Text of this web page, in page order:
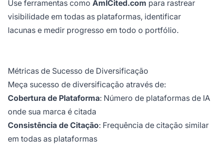
Use ferramentas como AmICited.com para rastrear
visibilidade em todas as plataformas, identificar
lacunas e medir progresso em todo o portfólio.
Métricas de Sucesso de Diversificação
Meça sucesso de diversificação através de:
Cobertura de Plataforma: Número de plataformas de IA
onde sua marca é citada
Consistência de Citação: Frequência de citação similar
em todas as plataformas